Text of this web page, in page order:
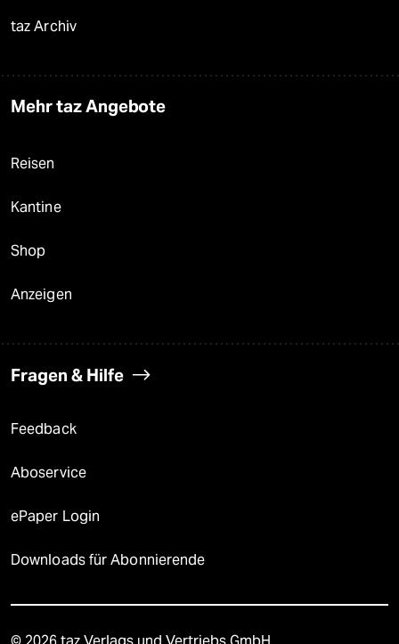
taz Archiv
Mehr taz Angebote
Reisen
Kantine
Shop
Anzeigen
Fragen & Hilfe
Feedback
Aboservice
ePaper Login
Downloads für Abonnierende